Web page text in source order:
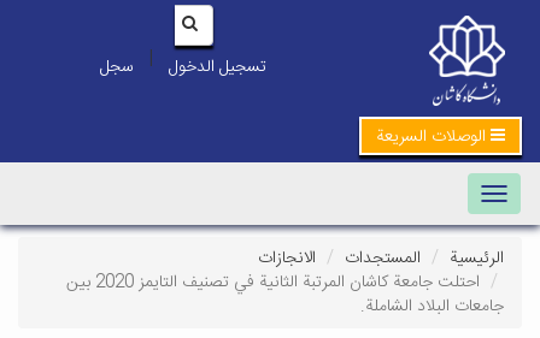
تسجيل الدخول | سجل
الوصلات السريعة
Toggle navigation
الرئيسية المستجدات
الانجازات
احتلت جامعة كاشان المرتبة الثانية في تصنيف التايمز 2020 بين
جامعات البلاد الشاملة.